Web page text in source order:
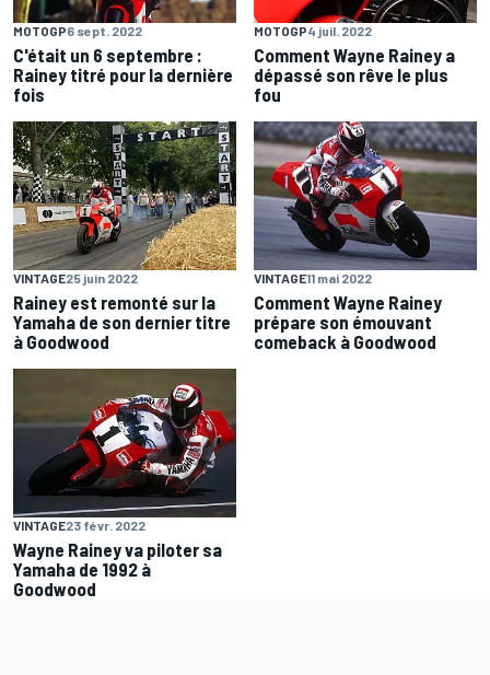
MOTOGP6 sept. 2022
C'était un 6 septembre :
Rainey titré pour la dernière
fois
MOTOGP4 juil. 2022
Comment Wayne Rainey a
dépassé son rêve le plus
fou
VINTAGE25 juin 2022
Rainey est remonté sur la
Yamaha de son dernier titre
à Goodwood
VINTAGE11 mai 2022
Comment Wayne Rainey
prépare son émouvant
comeback à Goodwood
VINTAGE23 févr. 2022
Wayne Rainey va piloter sa
Yamaha de 1992 à
Goodwood